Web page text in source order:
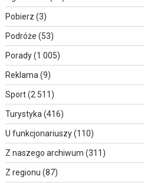
Pobierz (3)
Podróże (53)
Porady(1 005)
Reklama (9)
Sport(2 511)
Turystyka (416)
U funkcjonariuszy(110)
Z naszego archiwum (311)
Z regionu (87)